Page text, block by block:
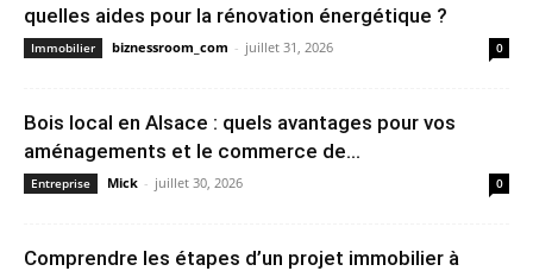
quelles aides pour la rénovation énergétique ?
Immobilier biznessroom_com - juillet 31, 2026 0
Bois local en Alsace : quels avantages pour vos
aménagements et le commerce de...
Entreprise Mick - juillet 30, 2026 0
Comprendre les étapes d’un projet immobilier à